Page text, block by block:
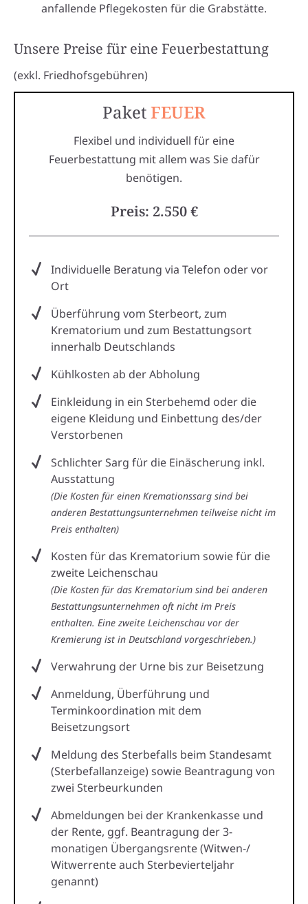
anfallende Pflegekosten für die Grabstätte.
Unsere Preise für eine Feuerbestattung
(exkl. Friedhofsgebühren)
PaketFEUER
Flexibel und individuell für eine
Feuerbestattung mit allem was Sie dafür
benötigen.
Preis: 2.550 €
Individuelle Beratung via Telefon oder vor
Ort
Überführung vom Sterbeort, zum
Krematorium und zum Bestattungsort
innerhalb Deutschlands
Kühlkosten ab der Abholung
Einkleidung in ein Sterbehemd oder die
eigene Kleidung und Einbettung des/der
Verstorbenen
Schlichter Sarg für die Einäscherung inkl.
Ausstattung
(Die Kosten für einen Kremationssarg sind bei
anderen Bestattungsunternehmen teilweise nicht im
Preis enthalten)
Kosten für das Krematorium sowie für die
zweite Leichenschau
(Die Kosten für das Krematorium sind bei anderen
Bestattungsunternehmen oft nicht im Preis
enthalten. Eine zweite Leichenschau vor der
Kremierung ist in Deutschland vorgeschrieben.)
Verwahrung der Urne bis zur Beisetzung
Anmeldung, Überführung und
Terminkoordination mit dem
Beisetzungsort
Meldung des Sterbefalls beim Standesamt
(Sterbefallanzeige) sowie Beantragung von
zwei Sterbeurkunden
Abmeldungen bei der Krankenkasse und
der Rente, ggf. Beantragung der 3-
monatigen Übergangsrente (Witwen-/
Witwerrente auch Sterbevierteljahr
genannt)